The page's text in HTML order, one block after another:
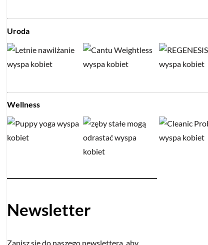
Uroda
Wellness
Newsletter
Zapisz się do naszego newslettera, aby